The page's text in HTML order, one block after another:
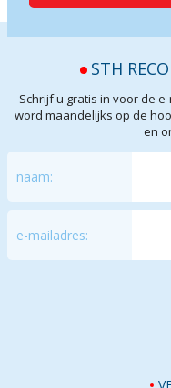
STH
Schrijf u gratis in voor de
word maandelijks op de
en
naam:
e-mailadres: